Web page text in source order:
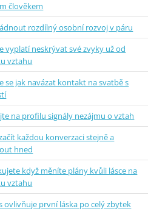
člověkem
rozdílný osobní rozvoj v páru
vyplatí neskrývat své zvyky už od
vztahu
se jak navázat kontakt na svatbě s
na profilu signály nezájmu o vztah
každou konverzaci stejně a
hned
když měníte plány kvůli lásce na
vztahu
ovlivňuje první láska po celý zbytek